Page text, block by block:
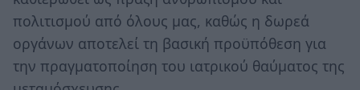
πολιτισμού από όλους μας, καθώς η δωρεά
οργάνων αποτελεί τη βασική προϋπόθεση για
την πραγματοποίηση του ιατρικού θαύματος της